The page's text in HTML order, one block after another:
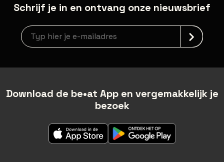
Schrijf je in en ontvang onze nieuwsbrief
newsLetterLabel
Download de be•at App en vergemakkelijk je
bezoek